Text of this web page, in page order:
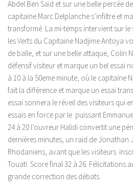
Abdel Ben Said et sur une belle percée
capitaine Marc Delplanche s’infiltre et
transformé. La mi-temps intervient sur le
les Verts du Capitaine Nadjime Antoya
de balle, et sur une belle attaque, Colin
défensif visiteur et marque un bel essai
à 10 à la 50eme minute, où le capitaine
fait la différence et marque un essai
essai sonnera le réveil des visiteurs qui
essais en force par le puissant
24 à 20 l’ouvreur Halidi convertit une
dernières minutes, un raid de Jonathan
Rhodaniens, avant que les visiteurs
Touati. Score final 32 à 26. Félicitations
grande correction des débats.